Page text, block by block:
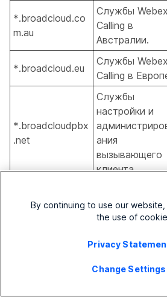
*.broadcloud.co
m.au
Службы Webex
Calling в
Австралии.
*.broadcloud.eu
Службы Webex
Calling в
*.broadcloudpbx
.net
Службы
настройки и
ания
вызывающего
клиента.
функции
Calling &
Aware
Предоста
By continuing to use our
the use of
Privacy
Change Settings